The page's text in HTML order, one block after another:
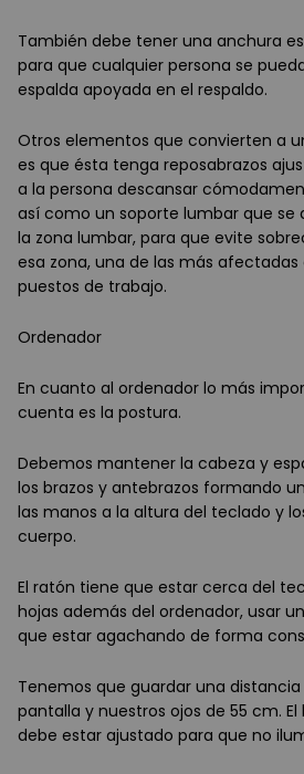
También debe tener una anchura
para que cualquier persona se
espalda apoyada en el respaldo.
Otros elementos que convierten a
es que ésta tenga reposabrazos
a la persona descansar
así como un soporte lumbar que se
la zona lumbar, para que evite
esa zona, una de las más
puestos de trabajo.
Ordenador
En cuanto al ordenador lo más
cuenta es la postura.
Debemos mantener la cabeza y
los brazos y antebrazos formando
las manos a la altura del teclado y
cuerpo.
El ratón tiene que estar cerca del
hojas además del ordenador, usar
que estar agachando de forma
Tenemos que guardar una
pantalla y nuestros ojos de 55 cm.
debe estar ajustado para que no